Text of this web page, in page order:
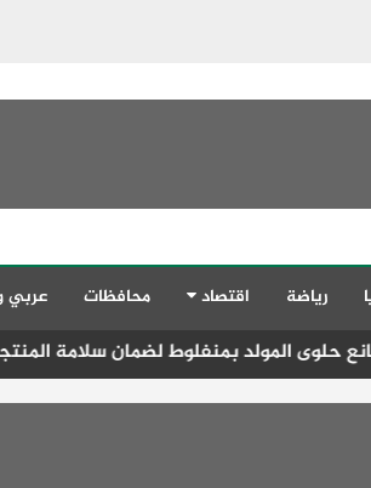
رياضة اقتصاد محافظات عربي
لضمان سلامة المنتجات وتحرير محاضر